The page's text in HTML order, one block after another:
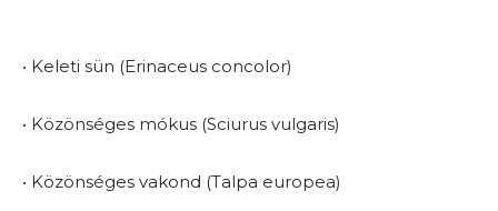
• Keleti sün (Erinaceus concolor)
• Közönséges mókus (Sciurus vulgaris)
• Közönséges vakond (Talpa europea)